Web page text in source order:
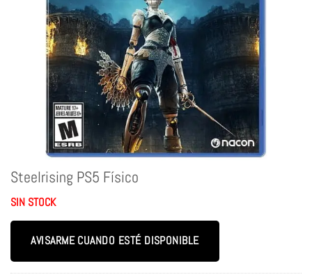
Steelrising PS5 Físico
SIN STOCK
AVISARME CUANDO ESTÉ DISPONIBLE